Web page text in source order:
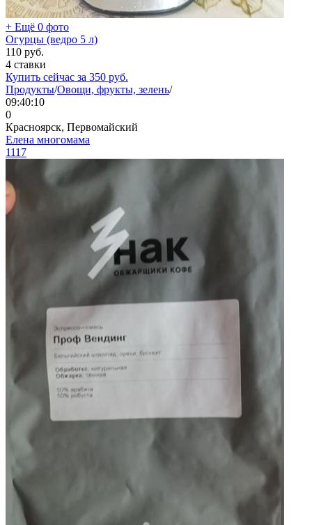
+ Ещё 0 фото
Огурцы (ведро 5 л)
110 руб.
4 ставки
Купить сейчас за 350 руб.
Продукты/Овощи, фрукты, зелень/
09:40:10
0
Красноярск, Первомайский
Елена многомама
1117